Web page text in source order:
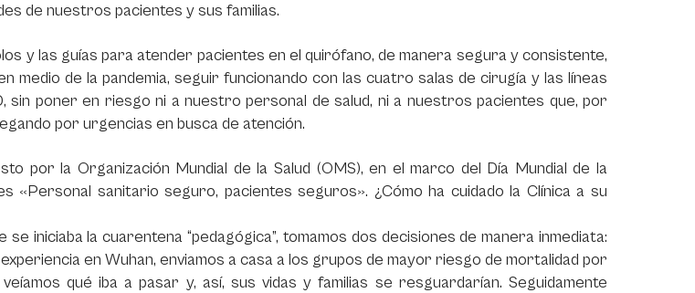
de nuestros pacientes y sus familias.
y las guías para atender pacientes en el quirófano, de manera segura y consistente,
medio de la pandemia, seguir funcionando con las cuatro salas de cirugía y las líneas
sin poner en riesgo ni a nuestro personal de salud, ni a nuestros pacientes que, por
por urgencias en busca de atención.
por la Organización Mundial de la Salud (OMS), en el marco del Día Mundial de la
«Personal sanitario seguro, pacientes seguros». ¿Cómo ha cuidado la Clínica a su
se iniciaba la cuarentena “pedagógica”, tomamos dos decisiones de manera inmediata:
en Wuhan, enviamos a casa a los grupos de mayor riesgo de mortalidad por
qué iba a pasar y, así, sus vidas y familias se resguardarían. Seguidamente